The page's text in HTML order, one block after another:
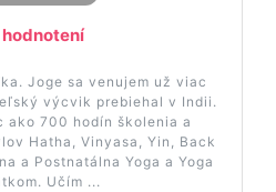
hodnotení
Joge sa venujem už viac
výcvik prebiehal v Indii.
ako 700 hodín školenia a
Hatha, Vinyasa, Yin, Back
a Postnatálna Yoga a Yoga
Učím ...